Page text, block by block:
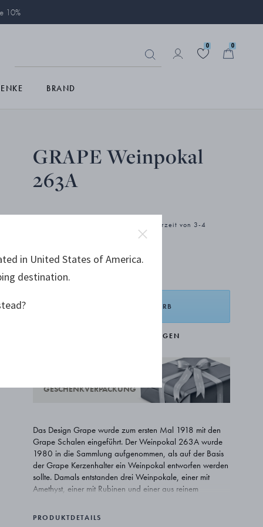
10%
0 0
BRAND
GRAPE Weinpokal
263A
Das Produkt hat eine verlängerte Lieferzeit von 3-4
IN DEN WARENKORB
ZUR WUNSCHLISTE HINZUFÜGEN
GESCHENKVERPACKUNG
Das Design Grape wurde zum ersten Mal 1918 mit den
Grape Schalen eingeführt. Der Weinpokal 263A wurde
1980 in die Sammlung aufgenommen, als auf der Basis
der Grape Kerzenhalter ein Weinpokal entworfen werden
sollte. Damals entstanden drei Weinpokale, einer mit
Amethyst, einer mit Rubinen und einer aus reinem
PRODUKTDETAILS
in United States of America.
destination.